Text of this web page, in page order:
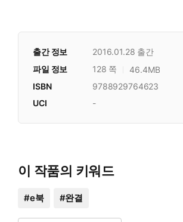
출간 정보 2016.01.28 출간
파일 정보
128 쪽 46.4MB
ISBN
9788929764623
UCI
-
이 작품의 키워드
#e북 #완결